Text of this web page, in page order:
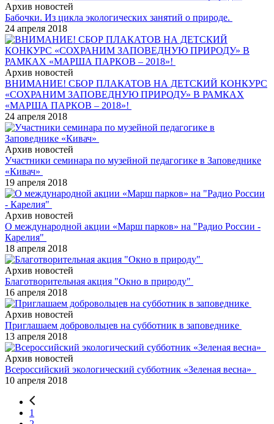
Архив новостей
Бабочки. Из цикла экологических занятий о природе.
24 апреля 2018
Архив новостей
ВНИМАНИЕ! СБОР ПЛАКАТОВ НА ДЕТСКИЙ КОНКУРС
«СОХРАНИМ ЗАПОВЕДНУЮ ПРИРОДУ» В РАМКАХ
«МАРША ПАРКОВ – 2018»!
24 апреля 2018
Архив новостей
Участники семинара по музейной педагогике в Заповеднике
«Кивач»
19 апреля 2018
Архив новостей
О международной акции «Марш парков» на "Радио России -
Карелия"
18 апреля 2018
Архив новостей
Благотворительная акция "Окно в природу"
16 апреля 2018
Архив новостей
Приглашаем добровольцев на субботник в заповеднике
13 апреля 2018
Архив новостей
Всероссийский экологический субботник «Зеленая весна»
10 апреля 2018
1